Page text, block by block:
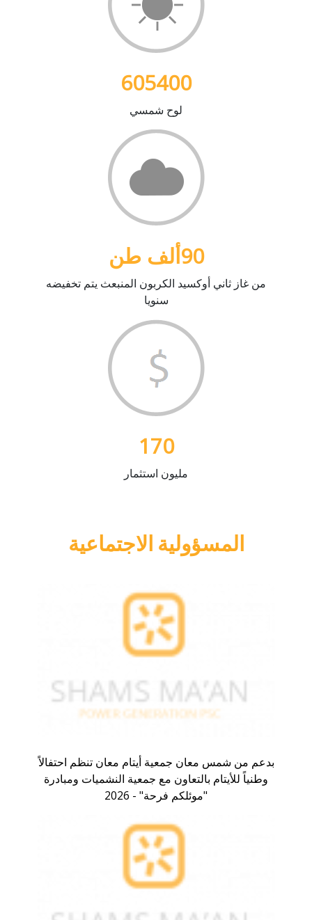
605400
لوح شمسي
90ألف طن
من غاز ثاني أوكسيد الكربون المنبعث يتم تخفيضه
سنويا
170
مليون استثمار
المسؤولية الاجتماعية
بدعم من شمس معان جمعية أيتام معان تنظم احتفالاً
وطنياً للأيتام بالتعاون مع جمعية النشميات ومبادرة
"موئلكم فرحة" - 2026